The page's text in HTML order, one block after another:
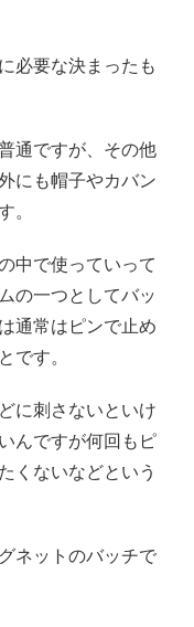
必要な決まったも
通ですが、その他
にも帽子やカバン
。
中で使っていって
の一つとしてバッ
通常はピンで止め
です。
に刺さないといけ
んですが何回もピ
くないなどという
ネットのバッチで